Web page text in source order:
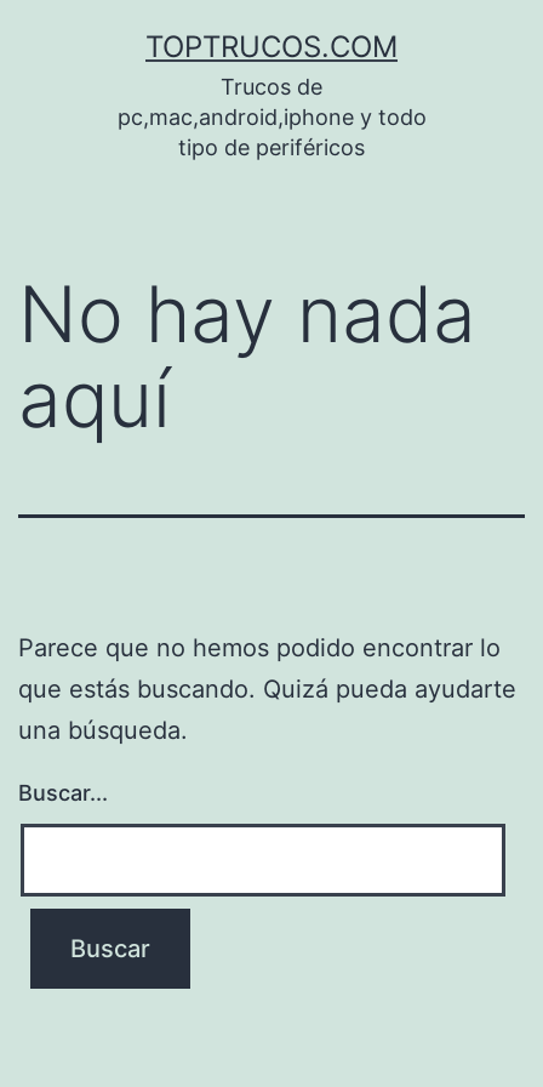
TOPTRUCOS.COM
Trucos de
pc,mac,android,iphone y todo
tipo de periféricos
No hay nada
aquí
Parece que no hemos podido encontrar lo
que estás buscando. Quizá pueda ayudarte
una búsqueda.
Buscar...